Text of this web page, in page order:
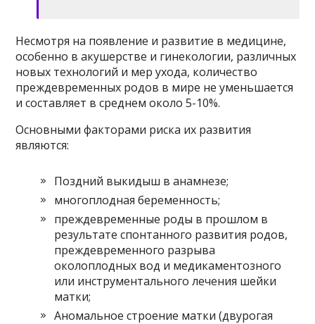
Несмотря на появление и развитие в медицине,
особенно в акушерстве и гинекологии, различных
новых технологий и мер ухода, количество
преждевременных родов в мире не уменьшается
и составляет в среднем около 5-10%.
Основными факторами риска их развития
являются:
Поздний выкидыш в анамнезе;
многоплодная беременность;
преждевременные роды в прошлом в
результате спонтанного развития родов,
преждевременного разрыва
околоплодных вод и медикаментозного
или инструментального лечения шейки
матки;
Аномальное строение матки (двурогая